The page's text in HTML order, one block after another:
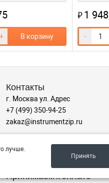
+ В корзину
₽1
-
Контакты
г. Москва ул. Адрес
+7 (499) 350-94-25
zakaz@instrumentzip.ru
Режим работы
пн-пт с 9:00 до 18:00, сб 9:00
Принимаем к оплате
лучше.
Принять